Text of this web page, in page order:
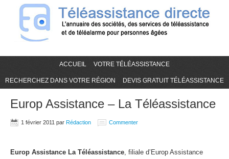
ACCUEIL VOTRE TÉLÉASSISTANCE
RECHERCHEZ DANS VOTRE RÉGION DEVIS GRATUIT TÉLÉASSISTANCE
Europ Assistance – La Téléassistance
1 février 2011 par Rédaction Commenter
Europ Assistance La Téléassistance, filiale d’Europ Assistance